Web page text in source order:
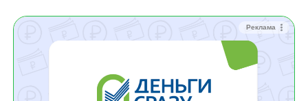
Реклама